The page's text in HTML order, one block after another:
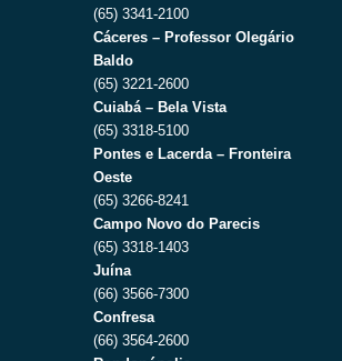
(65) 3341-2100
Cáceres – Professor Olegário
Baldo
(65) 3221-2600
Cuiabá – Bela Vista
(65) 3318-5100
Pontes e Lacerda – Fronteira
Oeste
(65) 3266-8241
Campo Novo do Parecis
(65) 3318-1403
Juína
(66) 3566-7300
Confresa
(66) 3564-2600